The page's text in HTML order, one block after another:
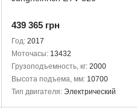
439 365 грн
Год 2017
Моточасы 13432
Грузоподъемность, кг 2000
Высота подъема, мм 10700
Тип двигателя Электрический